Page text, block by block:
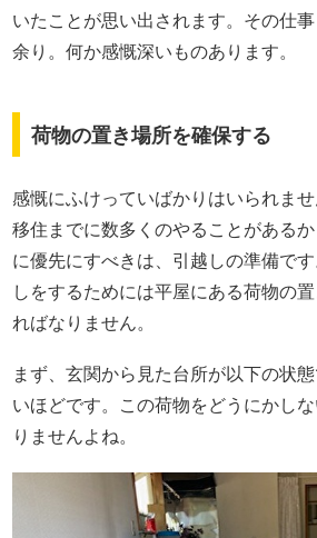
いたことが思い出されます。その仕
余り。何か感慨深いものあります。
荷物の置き場所を確保する
感慨にふけっていばかりはいられま
移住までに数多くのやることがある
に優先にすべきは、引越しの準備で
しをするためには平屋にある荷物の
ればなりません。
まず、玄関から見た台所が以下の状
いほどです。この荷物をどうにかし
りませんよね。